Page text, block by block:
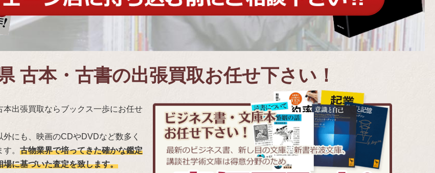
古本・古書の出張買取お任せ下さい！
本出張買取ならブックス一歩にお任せ
にも、映画のCDやDVDなど数多く
。 古物業界で培ってきた確かな鑑定
場に基づいた査定を致します。